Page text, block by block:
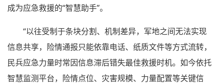
成为应急救援的“智慧助手”。
“以往受制于条块分割、机制差异，军地之间无法实现
信息共享，险情通报只能依靠电话、纸质文件等方式流转，
民兵应急力量时常因信息滞后错失最佳救援时机。如今依托
智慧监测平台，险情点位、灾害规模、力量配置等关键信